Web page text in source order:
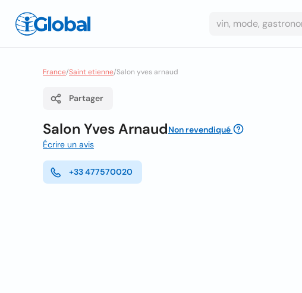
France/Saint etienne/Salon yves arnaud
Partager
Salon Yves ArnaudNon revendiqué
Écrire un avis
+33 477570020